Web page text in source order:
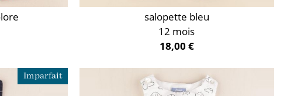
salopette bleu
12 mois
18,00 €
Imparfait